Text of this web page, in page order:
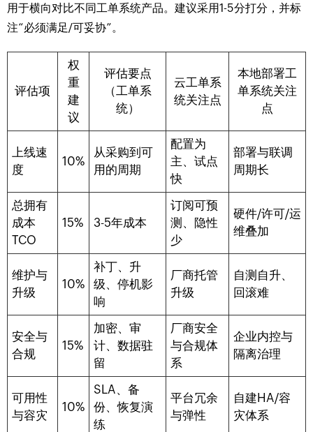
用于横向对比不同工单系统产品。建议采用1-5分打分，并标
注“必须满足/可妥协”。
评估项
权
重
建
议
评估要点
（工单系
统）
云工单系
统关注点
本地部署工
单系统关注
点
上线速
度
10%
从采购到可
用的周期
配置为
主、试点
快
部署与联调
周期长
总拥有
成本
TCO
15% 3-5年成本
订阅可预
测、隐性
少
硬件/许可/运
维叠加
维护与
升级
10%
补丁、升
级、停机影
响
厂商托管
升级
自测自升、
回滚难
安全与
合规
15%
加密、审
计、数据驻
留
厂商安全
与合规体
系
企业内控与
隔离治理
可用性
与容灾
10%
SLA、备
份、恢复演
练
平台冗余
与弹性
自建HA/容
灾体系